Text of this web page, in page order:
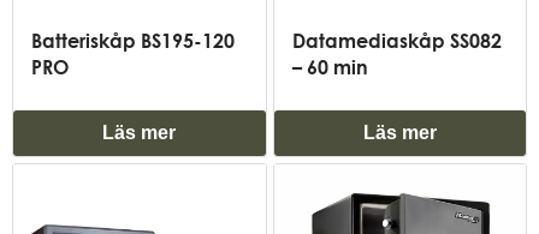
Batteriskåp BS195-120
PRO
Läs mer
Datamediaskåp SS082
– 60 min
Läs mer